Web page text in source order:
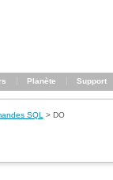
Planète Support
SQL > DO